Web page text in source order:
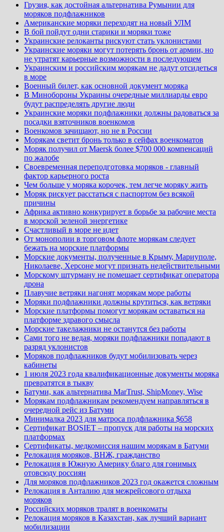
Грузия, как достойная альтернатива Румынии для
моряков подфлажников
Американские моряки переходят на новый УЛМ
В бой пойдут одни старики и моряки тоже
Украинские релоканты рискуют стать уклонистами
Украинские моряки могут потерять бронь от армии, но
не утратят карьерные возможности в последующем
Украинским и российским морякам не дадут отсидеться
в море
Военный билет, как основной документ моряка
В Минобороны Украины очередные миллиарды евро
будут распределять другие люди
Украинские моряки подфлажники должны радоваться за
посадки взяточников военкомов
Военкомов зачищают, но не в России
Морякам светит бронь только в сейфах военкоматов
Моряк получил от Maersk более $700 000 компенсаций
по жалобе
Своевременная переподготовка моряков - главный
фактор карьерного роста
Чем больше у моряка корочек, тем легче моряку жить
Моряк рискует расстаться с паспортом без всякой
причины
Африка активно конкурирует в борьбе за рабочие места
в морской зеленой энергетике
Счастливый в море не идет
От монополии в торговом флоте морякам следует
бежать на морские платформы
Морские документы, полученные в Крыму, Мариуполе,
Николаеве, Херсоне могут признать недействительными
Морскому штурману не помешает сертификат оператора
дрона
Плавучие ветряки нагонят морякам море работы
Моряки подфлажники должны крутиться, как ветряки
Морские платформы помогут морякам оставаться на
платформе здравого смысла
Морские такелажники не останутся без работы
Сами того не ведая, моряки подфлажники попадают в
разряд уклонистов
Моряков подфлажников будут мобилизовать через
кабинеты
1 июля 2023 года квалификационные документы моряка
превратятся в тыкву
Батуми, как альтернатива MarTrust, ShipMoney, Wise
Морякам подфлажникам рекомендуем направляться в
очередной рейс из Батуми
Минималка 2023 для матроса подфлажника $658
Сертификат BOSIET – пропуск для работы на морских
платформах
Сертификаты, медкомиссия нашим морякам в Батуми
Релокация моряков, ВНЖ, гражданство
Релокация в Южную Америку благо для гонимых
отовсюду россиян
Для моряков подфлажников 2023 год окажется сложным
Релокация в Анталию для межрейсового отдыха
моряков
Российских моряков тралят в военкоматы
Релокация моряков в Казахстан, как лучший вариант
мобилизации